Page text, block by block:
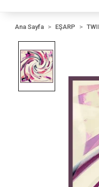
Ana Sayfa EŞARP